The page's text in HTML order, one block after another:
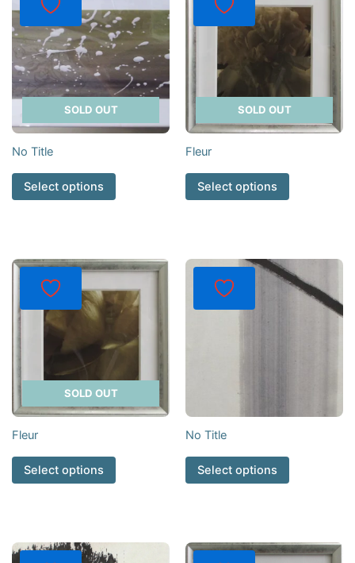
SOLD OUT
No Title
Select options
SOLD OUT
Fleur
Select options
SOLD OUT
Fleur
Select options
No Title
Select options